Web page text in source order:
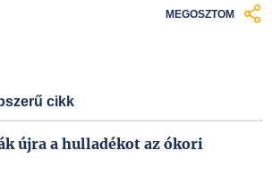
MEGOSZTOM
cikk
újra a hulladékot az ókori